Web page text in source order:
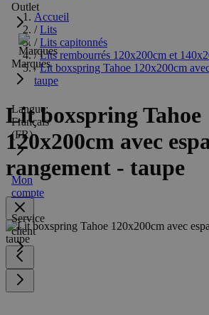
Outlet
Marques
Langue:
Français
(FR)
Mon
compte
Service
client
Accueil
/ Lits
/ Lits capitonnés
/ Lits rembourrés 120x200cm et
/ Lit boxspring Tahoe 120x200cm
taupe
Lit boxspring Tahoe
120x200cm avec
rangement - taupe